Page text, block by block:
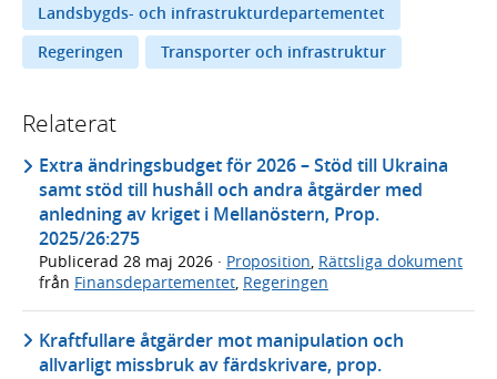
Landsbygds- och infrastrukturdepartementet
Regeringen
Transporter och infrastruktur
Relaterat
Extra ändringsbudget för 2026 – Stöd till Ukraina
samt stöd till hushåll och andra åtgärder med
anledning av kriget i Mellanöstern, Prop.
2025/26:275
Publicerad 28 maj 2026 · Proposition, Rättsliga dokument
från Finansdepartementet, Regeringen
Kraftfullare åtgärder mot manipulation och
allvarligt missbruk av färdskrivare, prop.